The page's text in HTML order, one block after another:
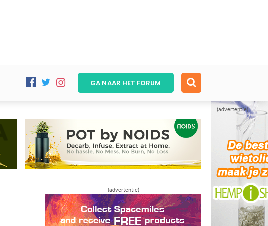
(advertentie)
GA NAAR HET FORUM
(advertentie)